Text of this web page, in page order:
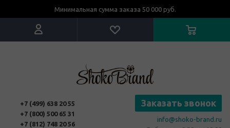
Минимальная сумма заказа 50 000 руб.
+7 (499) 638 20 55
+7 (800) 500 65 31
+7 (812) 748 20 56
Заказать звонок
info@shoko-brand.ru